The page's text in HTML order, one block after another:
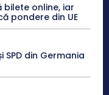
bilete online, iar
pondere din UE
SPD din Germania